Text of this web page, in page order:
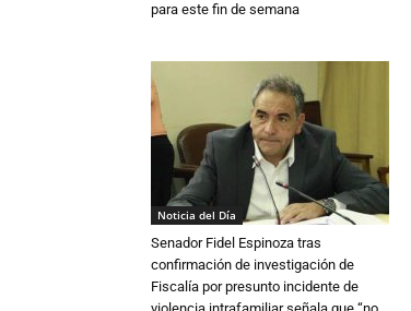
para este fin de semana
Noticia del Día
Senador Fidel Espinoza tras
confirmación de investigación de
Fiscalía por presunto incidente de